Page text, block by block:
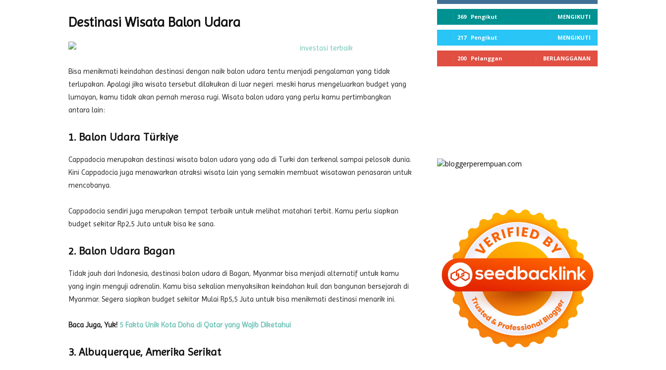
Destinasi Wisata Balon Udara
Bisa menikmati keindahan destinasi dengan naik balon udara tentu menjadi pengalaman yang tidak
terlupakan. Apalagi jika wisata tersebut dilakukan di luar negeri. meski harus mengeluarkan budget yang
lumayan, kamu tidak akan pernah merasa rugi. Wisata balon udara yang perlu kamu pertimbangkan
antara lain:
1. Balon Udara Türkiye
Cappadocia merupakan destinasi wisata balon udara yang ada di Turki dan terkenal sampai pelosok dunia.
Kini Cappadocia juga menawarkan atraksi wisata lain yang semakin membuat wisatawan penasaran untuk
mencobanya.
Cappadocia sendiri juga merupakan tempat terbaik untuk melihat matahari terbit. Kamu perlu siapkan
budget sekitar Rp2,5 Juta untuk bisa ke sana.
2. Balon Udara Bagan
Tidak jauh dari Indonesia, destinasi balon udara di Bagan, Myanmar bisa menjadi alternatif untuk kamu
yang ingin menguji adrenalin. Kamu bisa sekalian menyaksikan keindahan kuil dan bangunan bersejarah di
Myanmar. Segera siapkan budget sekitar Mulai Rp5,5 Juta untuk bisa menikmati destinasi menarik ini.
Baca Juga, Yuk! 5 Fakta Unik Kota Doha di Qatar yang Wajib Diketahui
3. Albuquerque, Amerika Serikat
369 Pengikut MENGIKUTI
217 Pengikut MENGIKUTI
200 Pelanggan BERLANGGANAN